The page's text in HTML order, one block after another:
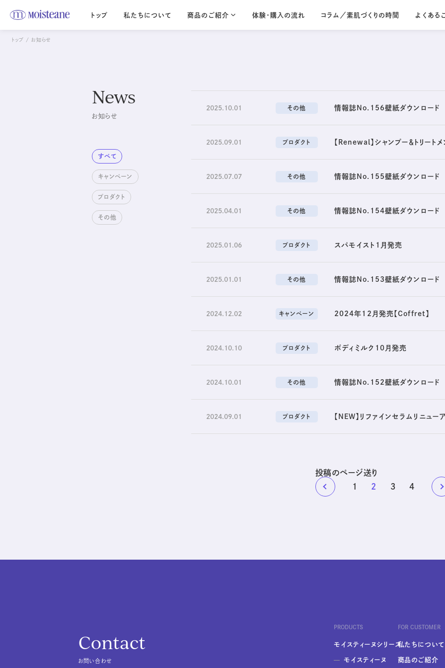
トップ 私たちについて 商品のご紹介
デリケートな肌に
贅沢なうるおいを
シンプルなスキン
体験・購入の流れ コラム／素肌づくりの時間 よくある
トップ お知らせ
News
お知らせ
すべて
キャンペーン
プロダクト
その他
2025.10.01 その他 情報誌No.156壁紙ダウンロード
2025.09.01 プロダクト 【Renewal】シャンプー＆トリート
2025.07.07 その他 情報誌No.155壁紙ダウンロード
2025.04.01 その他 情報誌No.154壁紙ダウンロード
2025.01.06 プロダクト スパモイスト1月発売
2025.01.01 その他 情報誌No.153壁紙ダウンロード
2024.12.02 キャンペーン 2024年12月発売【Coffret】
2024.10.10 プロダクト ボディミルク10月発売
2024.10.01 その他 情報誌No.152壁紙ダウンロード
2024.09.01 プロダクト 【NEW】リファインセラムリニュ
投稿のページ送り
1
2 3 4
Contact
お問い合わせ
PRODUCTS
モイスティーヌシリーズ
モイスティーヌ
FOR CUSTOMER
私たちについて
商品のご紹介